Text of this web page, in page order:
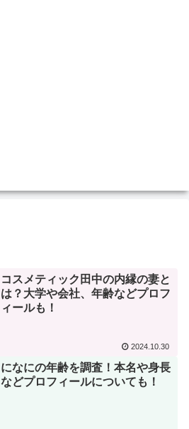
コスメティック田中の内縁の妻と
は？大学や会社、年齢などプロフ
ィールも！
2024.10.30
になにの年齢を調査！本名や身長
などプロフィールについても！